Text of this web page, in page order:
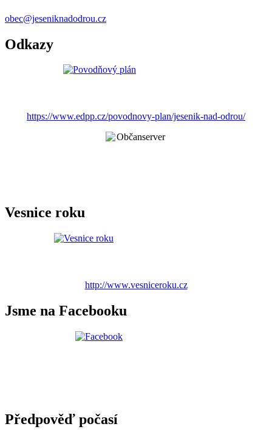
obec@jeseniknadodrou.cz
Odkazy
https://www.edpp.cz/povodnovy-plan/jesenik-nad-odrou/
Vesnice roku
http://www.vesniceroku.cz
Jsme na Facebooku
Předpověď počasí